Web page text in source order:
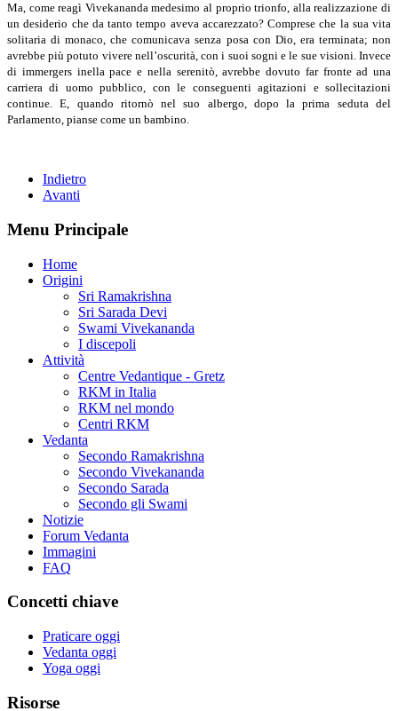
Ma, come reagì Vivekananda medesimo al proprio trionfo, alla realizzazione di
un desiderio che da tanto tempo aveva accarezzato? Comprese che la sua vita
solitaria di monaco, che comunicava senza posa con Dio, era terminata; non
avrebbe più potuto vivere nell’oscurità, con i suoi sogni e le sue visioni. Invece
di immergers inella pace e nella serenitò, avrebbe dovuto far fronte ad una
carriera di uomo pubblico, con le conseguenti agitazioni e sollecitazioni
continue. E, quando ritornò nel suo albergo, dopo la prima seduta del
Parlamento, pianse come un bambino.
Indietro
Avanti
Menu Principale
Home
Origini
Sri Ramakrishna
Sri Sarada Devi
Swami Vivekananda
I discepoli
Attività
Centre Vedantique - Gretz
RKM in Italia
RKM nel mondo
Centri RKM
Vedanta
Secondo Ramakrishna
Secondo Vivekananda
Secondo Sarada
Secondo gli Swami
Notizie
Forum Vedanta
Immagini
FAQ
Concetti chiave
Praticare oggi
Vedanta oggi
Yoga oggi
Risorse